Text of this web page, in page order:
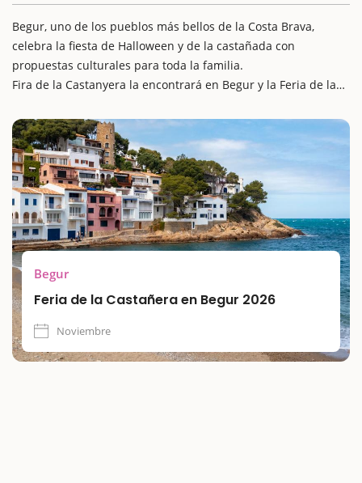
Begur, uno de los pueblos más bellos de la Costa Brava,
celebra la fiesta de Halloween y de la castañada con
propuestas culturales para toda la familia.
Fira de la Castanyera la encontrará en Begur y la Feria de la
castañada y del otoño se alarga y ofrece actividades para
todos los públicos.
Begur
Feria de la Castañera en Begur 2026
Noviembre